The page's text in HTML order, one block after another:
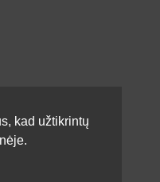
kad užtikrintų